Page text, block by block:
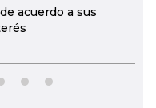
acuerdo a sus